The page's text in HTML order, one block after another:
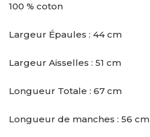
100 % coton
Largeur Épaules : 44 cm
Largeur Aisselles : 51 cm
Longueur Totale : 67 cm
Longueur de manches : 56 cm